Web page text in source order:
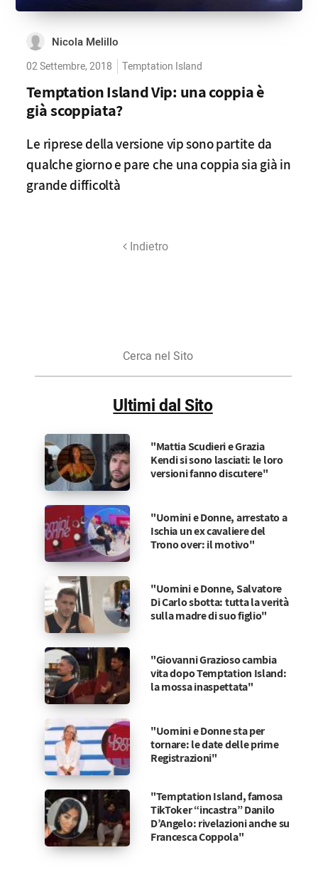
Nicola Melillo
02 Settembre, 2018 Temptation Island
Temptation Island Vip: una coppia è
già scoppiata?
Le riprese della versione vip sono partite da
qualche giorno e pare che una coppia sia già in
grande difficoltà
Indietro
Sito
Ultimi dal Sito
"Mattia Scudieri e Grazia
Kendi si sono lasciati: le loro
versioni fanno discutere"
"Uomini e Donne, arrestato a
Ischia un ex cavaliere del
Trono over: il motivo"
"Uomini e Donne, Salvatore
Di Carlo sbotta: tutta la verità
sulla madre di suo figlio"
"Giovanni Grazioso cambia
vita dopo Temptation Island:
la mossa inaspettata"
"Uomini e Donne sta per
tornare: le date delle prime
Registrazioni"
"Temptation Island, famosa
TikToker “incastra” Danilo
D’Angelo: rivelazioni anche su
Francesca Coppola"